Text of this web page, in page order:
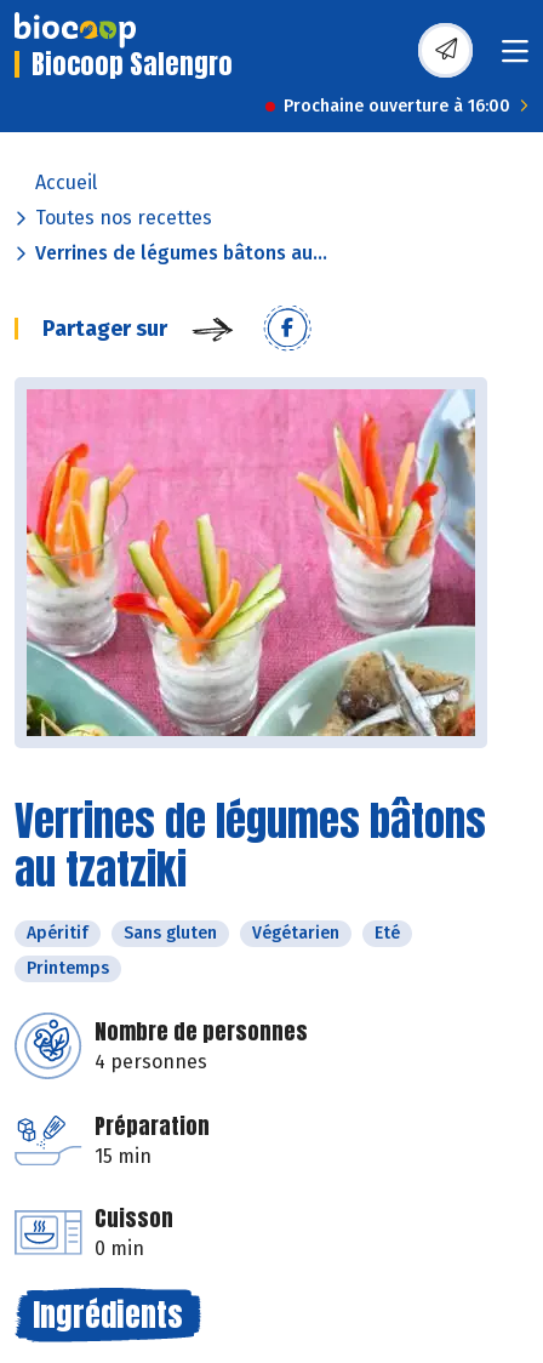
Biocoop Salengro
Prochaine ouverture à 16:00
Accueil
Toutes nos recettes
Verrines de légumes bâtons au...
Partager sur
Verrines de légumes bâtons
au tzatziki
Apéritif Sans gluten Végétarien
Eté
Printemps
Nombre de personnes
4 personnes
Préparation
15 min
Cuisson
0 min
Ingrédients